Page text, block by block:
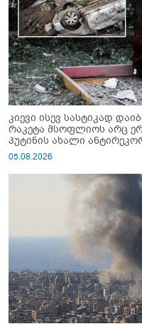
კიევი ისევ სასტიკად
რაკეტა მსოფლიოს არც
პუტინის ახალი
05.08.2026